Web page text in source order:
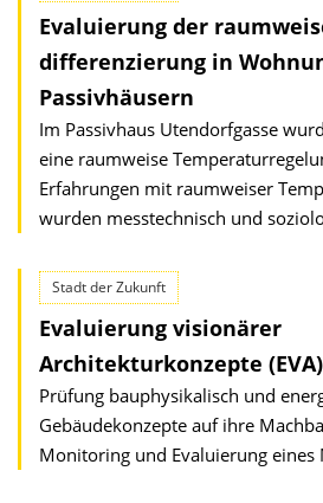
Evaluierung der
differenzierung in
Passivhäusern
Im Passivhaus Utendorfgasse
eine raumweise
Erfahrungen mit raumweiser
wurden messtechnisch und
Stadt der Zukunft
Evaluierung visionärer
Architekturkonzepte (EVA)
Prüfung bauphysikalisch und
Gebäudekonzepte auf ihre
Monitoring und Evaluierung eines